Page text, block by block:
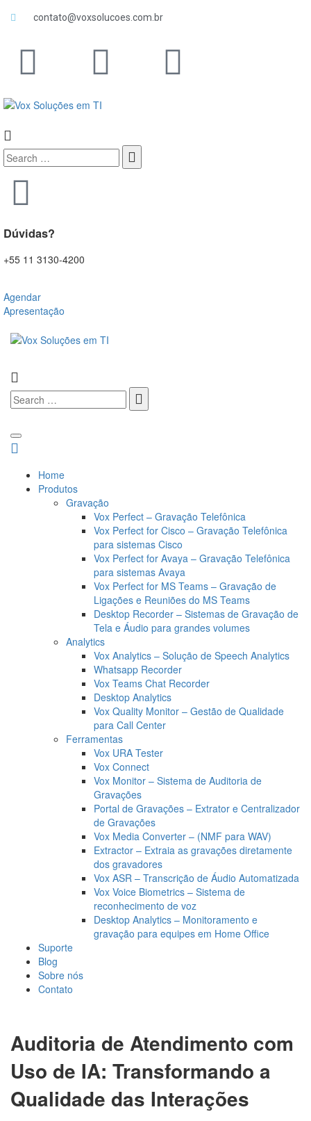
contato@voxsolucoes.com.br
Dúvidas?
+55 11 3130-4200
Agendar
Apresentação
Home
Produtos
Gravação
Vox Perfect – Gravação Telefônica
Vox Perfect for Cisco – Gravação Telefônica
para sistemas Cisco
Vox Perfect for Avaya – Gravação Telefônica
para sistemas Avaya
Vox Perfect for MS Teams – Gravação de
Ligações e Reuniões do MS Teams
Desktop Recorder – Sistemas de Gravação de
Tela e Áudio para grandes volumes
Analytics
Vox Analytics – Solução de Speech Analytics
Whatsapp Recorder
Vox Teams Chat Recorder
Desktop Analytics
Vox Quality Monitor – Gestão de Qualidade
para Call Center
Ferramentas
Vox URA Tester
Vox Connect
Vox Monitor – Sistema de Auditoria de
Gravações
Portal de Gravações – Extrator e Centralizador
de Gravações
Vox Media Converter – (NMF para WAV)
Extractor – Extraia as gravações diretamente
dos gravadores
Vox ASR – Transcrição de Áudio Automatizada
Vox Voice Biometrics – Sistema de
reconhecimento de voz
Desktop Analytics – Monitoramento e
gravação para equipes em Home Office
Suporte
Blog
Sobre nós
Contato
Auditoria de Atendimento com
Uso de IA: Transformando a
Qualidade das Interações